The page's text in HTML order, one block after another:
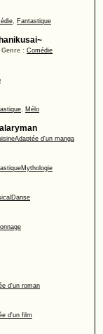
, Fantastique
Genre : Comédie
, Mélo
Adaptée d'un manga
Mythologie
Danse
d'un roman
d'un film